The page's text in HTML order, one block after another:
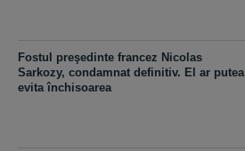
Fostul preşedinte francez Nicolas
Sarkozy, condamnat definitiv. El ar putea
evita închisoarea